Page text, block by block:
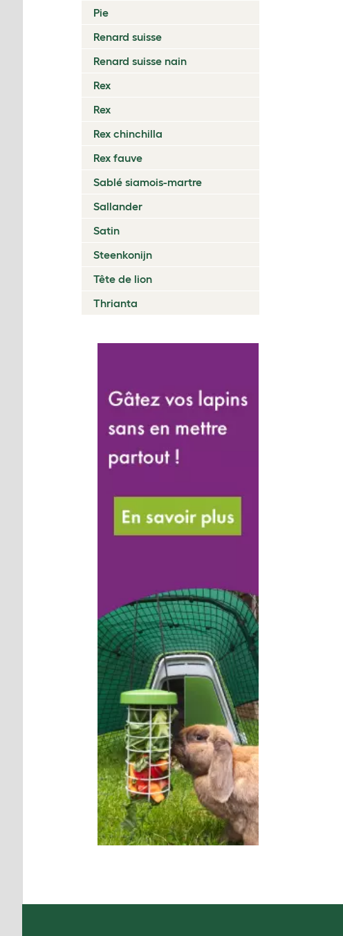
Pie
Renard suisse
Renard suisse nain
Rex
Rex
Rex chinchilla
Rex fauve
Sablé siamois-martre
Sallander
Satin
Steenkonijn
Tête de lion
Thrianta